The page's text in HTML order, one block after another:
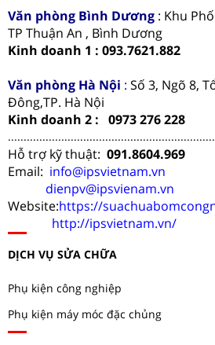
Văn phòng Bình Dương : Khu
TP Thuận An , Bình Dương
Kinh doanh 1 : 093.7621.882
Văn phòng Hà Nội : Số 3, Ngõ 8,
Đông,TP. Hà Nội
Kinh doanh 2 : 0973 276 228
Hỗ trợ kỹ thuật: 091.8604.969
Email: info@ipsvietnam.vn
dienpv@ipsvienam.vn
Website:https://
http://ipsvietnam.vn/
DỊCH VỤ SỬA CHỮA
Phụ kiện công nghiệp
Phụ kiện máy móc đặc chủng